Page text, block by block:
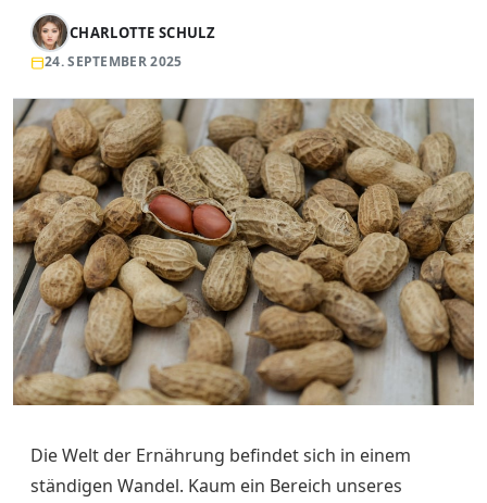
CHARLOTTE SCHULZ
24. SEPTEMBER 2025
Die Welt der Ernährung befindet sich in einem
ständigen Wandel. Kaum ein Bereich unseres